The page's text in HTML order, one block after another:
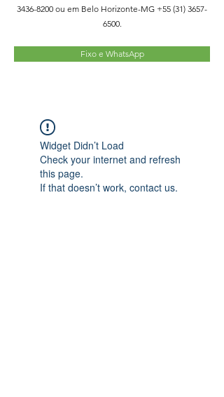
3436-8200 ou em Belo Horizonte-MG +55 (31) 3657-
6500.
Fixo e WhatsApp
Widget Didn’t Load
Check your internet and refresh
this page.
If that doesn’t work, contact us.